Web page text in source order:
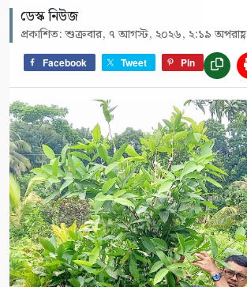
ডেস্ক নিউজ
প্রকাশিত: শুক্রবার, ৭ আগস্ট, ২০২৬, ২:১৯ অপরাহ্ণ
Facebook Tweet Pin